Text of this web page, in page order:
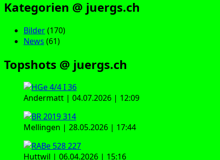
Kategorien @ juergs.ch
Bilder(170)
News (61)
Topshots @ juergs.ch
Andermatt | 04.07.2026 | 12:09
Mellingen | 28.05.2026 | 17:44
Huttwil | 06.04.2026 | 15:16